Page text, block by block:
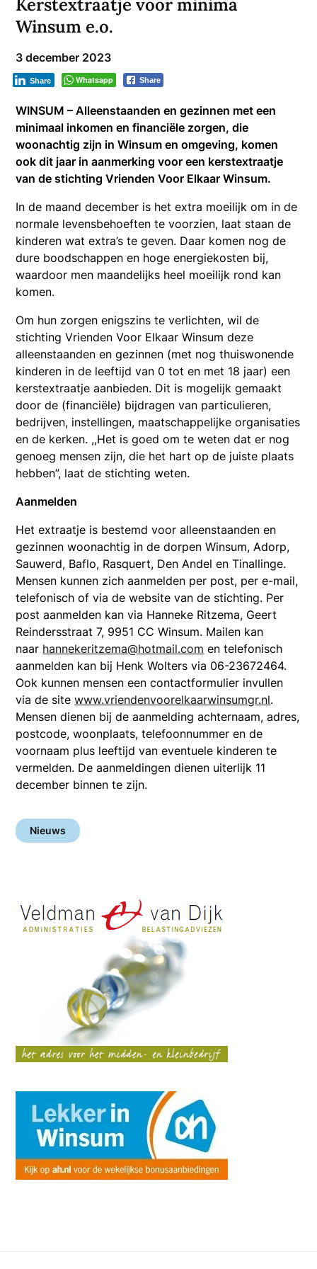
Kerstextraatje voor minima
Winsum e.o.
3 december 2023
Whatsapp Share
Share
WINSUM – Alleenstaanden en gezinnen met een
minimaal inkomen en financiële zorgen, die
woonachtig zijn in Winsum en omgeving, komen
ook dit jaar in aanmerking voor een kerstextraatje
van de stichting Vrienden Voor Elkaar Winsum.
In de maand december is het extra moeilijk om in de
normale levensbehoeften te voorzien, laat staan de
kinderen wat extra’s te geven. Daar komen nog de
dure boodschappen en hoge energiekosten bij,
waardoor men maandelijks heel moeilijk rond kan
komen.
Om hun zorgen enigszins te verlichten, wil de
stichting Vrienden Voor Elkaar Winsum deze
alleenstaanden en gezinnen (met nog thuiswonende
kinderen in de leeftijd van 0 tot en met 18 jaar) een
kerstextraatje aanbieden. Dit is mogelijk gemaakt
door de (financiële) bijdragen van particulieren,
bedrijven, instellingen, maatschappelijke organisaties
en de kerken. ,,Het is goed om te weten dat er nog
genoeg mensen zijn, die het hart op de juiste plaats
hebben”, laat de stichting weten.
Aanmelden
Het extraatje is bestemd voor alleenstaanden en
gezinnen woonachtig in de dorpen Winsum, Adorp,
Sauwerd, Baflo, Rasquert, Den Andel en Tinallinge.
Mensen kunnen zich aanmelden per post, per e-mail,
telefonisch of via de website van de stichting. Per
post aanmelden kan via Hanneke Ritzema, Geert
Reindersstraat 7, 9951 CC Winsum. Mailen kan
naar hannekeritzema@hotmail.com en telefonisch
aanmelden kan bij Henk Wolters via 06-23672464.
Ook kunnen mensen een contactformulier invullen
via de sitewww.vriendenvoorelkaarwinsumgr.nl.
Mensen dienen bij de aanmelding achternaam, adres,
postcode, woonplaats, telefoonnummer en de
voornaam plus leeftijd van eventuele kinderen te
vermelden. De aanmeldingen dienen uiterlijk 11
december binnen te zijn.
Nieuws